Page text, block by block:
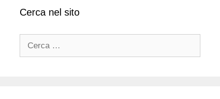
Cerca nel sito